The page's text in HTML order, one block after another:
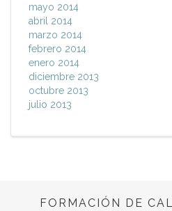
mayo 2014
abril 2014
marzo 2014
febrero 2014
enero 2014
diciembre 2013
octubre 2013
julio 2013
FORMACIÓN DE